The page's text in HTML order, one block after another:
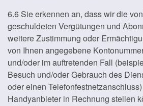
6.6 Sie erkennen an, dass wir die
geschuldeten Vergütungen und
weitere Zustimmung oder
von Ihnen angegebene
und/oder im auftretenden Fall
Besuch und/oder Gebrauch des
oder einen
Handyanbieter in Rechnung stellen